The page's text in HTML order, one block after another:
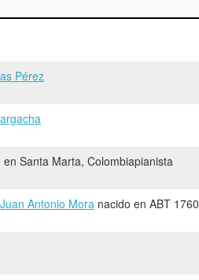
Pérez
en Santa Marta, Colombiapianista
Juan Antonio Mora nacido en ABT 1760